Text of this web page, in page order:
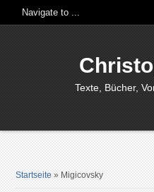
Texte, Bücher,
Startseite » Migicovsky